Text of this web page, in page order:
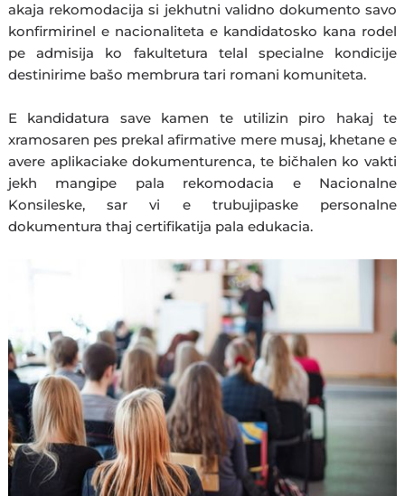
akaja rekomodacija si jekhutni validno dokumento savo
konfirmirinel e nacionaliteta e kandidatosko kana rodel
pe admisija ko fakultetura telal specialne kondicije
destinirime bašo membrura tari romani komuniteta.
E kandidatura save kamen te utilizin piro hakaj te
xramosaren pes prekal afirmative mere musaj, khetane e
avere aplikaciake dokumenturenca, te bičhalen ko vakti
jekh mangipe pala rekomodacia e Nacionalne
Konsileske, sar vi e trubujipaske personalne
dokumentura thaj certifikatija pala edukacia.